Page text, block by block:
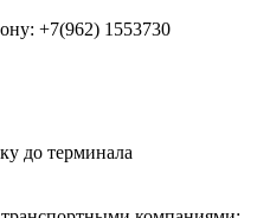
+7(962) 1553730
до терминала